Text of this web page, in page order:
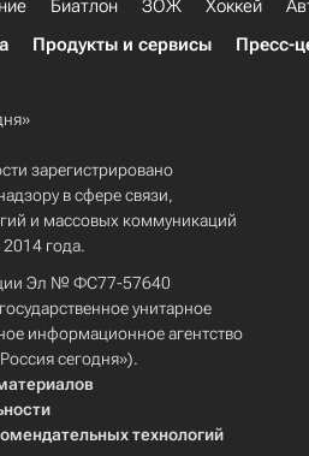
Биатлон ЗОЖ Хоккей
Продукты и сервисы Пресс-
зарегистрировано
в сфере связи,
и массовых коммуникаций
года.
Эл № ФС77-57640
унитарное
информационное агентство
сегодня»).
технологий